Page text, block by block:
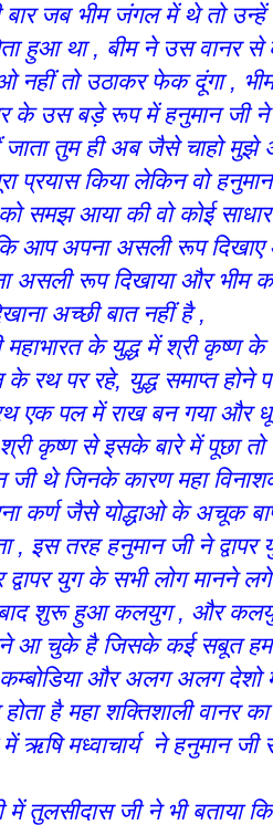
जब भीम जंगल में थे तो उन्हें
हुआ था , बीम ने उस वानर से
नहीं तो उठाकर फेक दूंगा ,
के उस बड़े रूप में हनुमान जी ने
जाता तुम ही अब जैसे चाहो
प्रयास किया लेकिन वो
को समझ आया की वो कोई
कि आप अपना असली रूप
असली रूप दिखाया और भीम
अच्छी बात नहीं है ,
महाभारत के युद्ध में श्री कृष्ण
रथ पर रहे, युद्ध समाप्त होने
एक पल में राख बन गया और
कृष्ण से इसके बारे में पूछा तो
जी थे जिनके कारण महा
कर्ण जैसे योद्धाओ के अचूक
, इस तरह हनुमान जी ने द्वापर
युग के सभी लोग मानने
बाद शुरू हुआ कलयुग , और
आ चुके है जिसके कई सबूत
कम्बोडिया और अलग अलग
है महा शक्तिशाली वानर
में ऋषि मध्वाचार्य ने हनुमान जी
में तुलसीदास जी ने भी बताया